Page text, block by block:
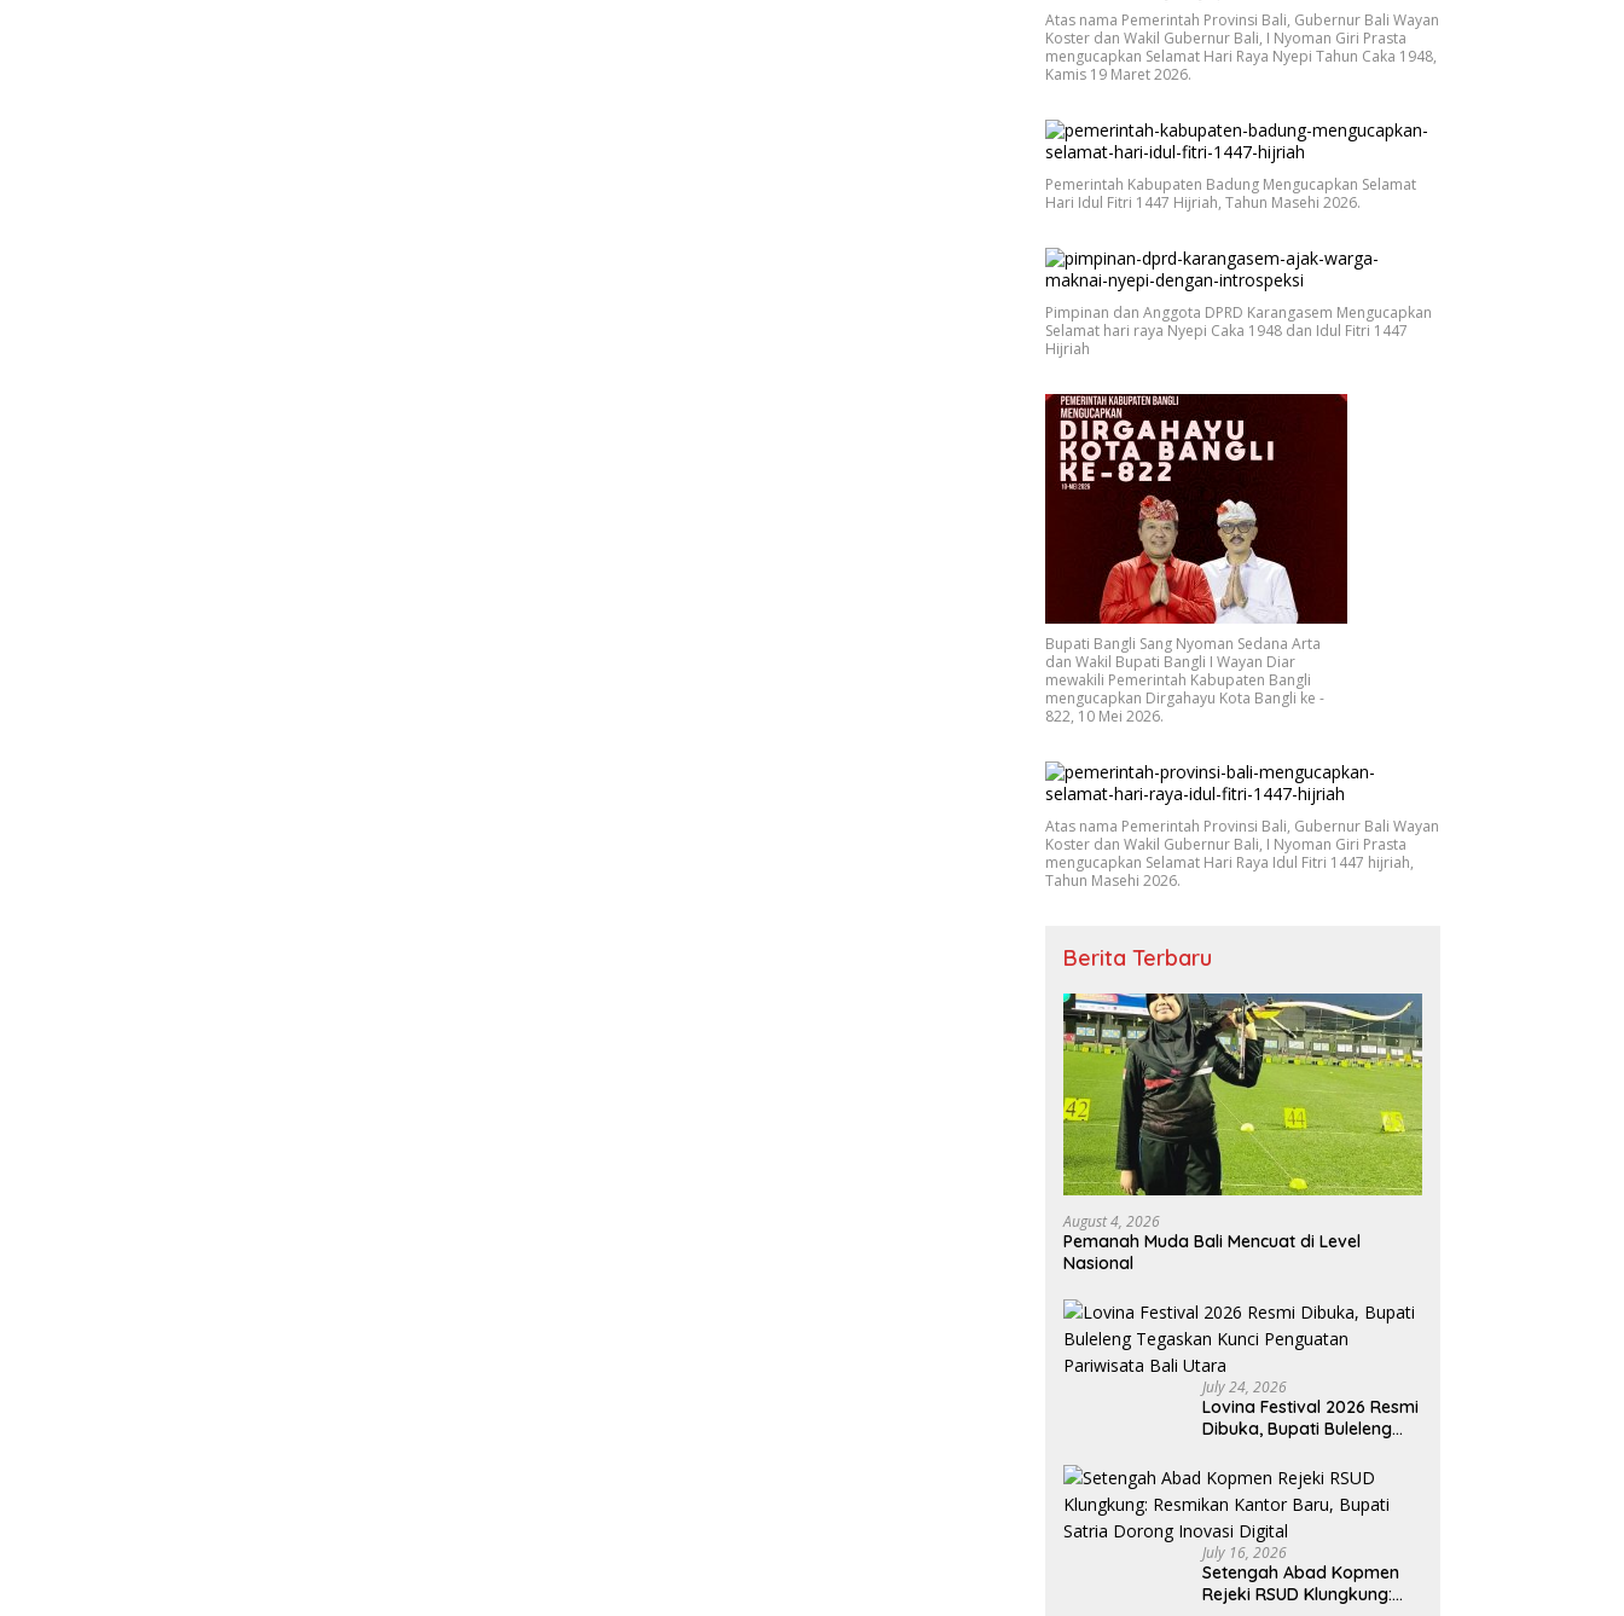
Atas nama Pemerintah Provinsi Bali, Gubernur Bali Wayan
Koster dan Wakil Gubernur Bali, I Nyoman Giri Prasta
mengucapkan Selamat Hari Raya Nyepi Tahun Caka 1948,
Kamis 19 Maret 2026.
Pemerintah Kabupaten Badung Mengucapkan Selamat
Hari Idul Fitri 1447 Hijriah, Tahun Masehi 2026.
Pimpinan dan Anggota DPRD Karangasem Mengucapkan
Selamat hari raya Nyepi Caka 1948 dan Idul Fitri 1447
Hijriah
Bupati Bangli Sang Nyoman Sedana Arta
dan Wakil Bupati Bangli I Wayan Diar
mewakili Pemerintah Kabupaten Bangli
mengucapkan Dirgahayu Kota Bangli ke -
822, 10 Mei 2026.
Atas nama Pemerintah Provinsi Bali, Gubernur Bali Wayan
Koster dan Wakil Gubernur Bali, I Nyoman Giri Prasta
mengucapkan Selamat Hari Raya Idul Fitri 1447 hijriah,
Tahun Masehi 2026.
Berita Terbaru
August 4, 2026
Pemanah Muda Bali Mencuat di Level
Nasional
July 24, 2026
Lovina Festival 2026 Resmi
Dibuka, Bupati Buleleng
Pariwisata Bali Utara
July 16, 2026
Setengah Abad Kopmen
Rejeki RSUD Klungkung: